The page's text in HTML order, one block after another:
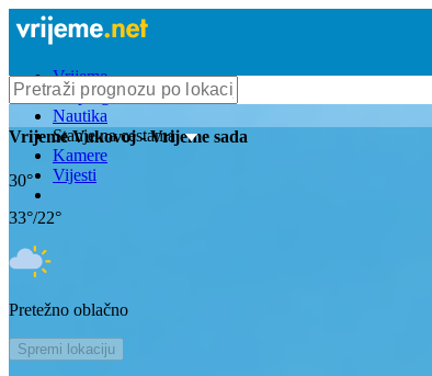
Vrijeme
Bioprognoza
Nautika
Stanje na cestama
Kamere
Vijesti
VrijemeVukovoj- Vrijeme sada
30°
33°/22°
Pretežno oblačno
Spremi lokaciju